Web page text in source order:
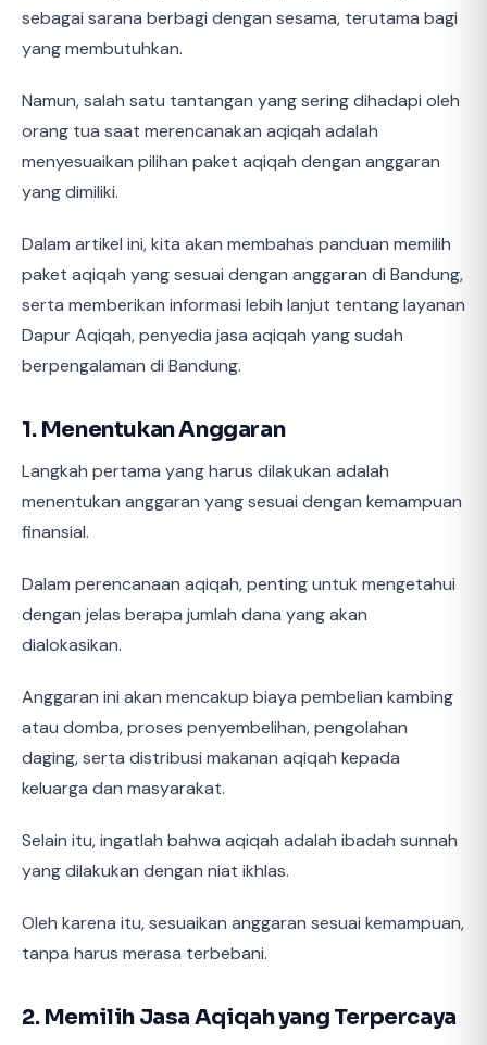
sebagai sarana berbagi dengan sesama, terutama bagi
yang membutuhkan.
Namun, salah satu tantangan yang sering dihadapi oleh
orang tua saat merencanakan aqiqah adalah
menyesuaikan pilihan paket aqiqah dengan anggaran
yang dimiliki.
Dalam artikel ini, kita akan membahas panduan memilih
paket aqiqah yang sesuai dengan anggaran di Bandung,
serta memberikan informasi lebih lanjut tentang layanan
Dapur Aqiqah, penyedia jasa aqiqah yang sudah
berpengalaman di Bandung.
1. Menentukan Anggaran
Langkah pertama yang harus dilakukan adalah
menentukan anggaran yang sesuai dengan kemampuan
finansial.
Dalam perencanaan aqiqah, penting untuk mengetahui
dengan jelas berapa jumlah dana yang akan
dialokasikan.
Anggaran ini akan mencakup biaya pembelian kambing
atau domba, proses penyembelihan, pengolahan
daging, serta distribusi makanan aqiqah kepada
keluarga dan masyarakat.
Selain itu, ingatlah bahwa aqiqah adalah ibadah sunnah
yang dilakukan dengan niat ikhlas.
Oleh karena itu, sesuaikan anggaran sesuai kemampuan,
tanpa harus merasa terbebani.
2. Memilih Jasa Aqiqah yang Terpercaya